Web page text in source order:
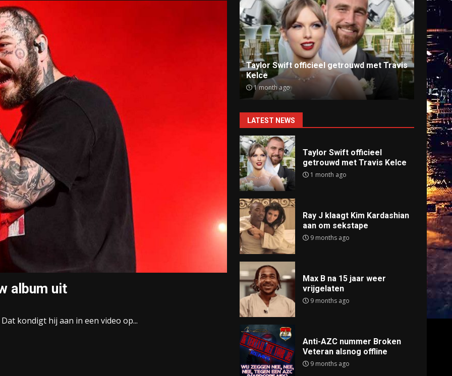
album uit
kondigt hij aan in een video op...
Kelce
1 month ago
Ray J klaagt Kim Kardashian aan om
sekstape
9 months ago
Anti-
9
LATEST NEWS
Taylor Swift officieel
getrouwd met Travis Kelce
1 month ago
Ray J klaagt Kim Kardashian
aan om sekstape
9 months ago
Max B na 15 jaar weer
vrijgelaten
9 months ago
Anti-AZC nummer Broken
Veteran alsnog offline
9 months ago